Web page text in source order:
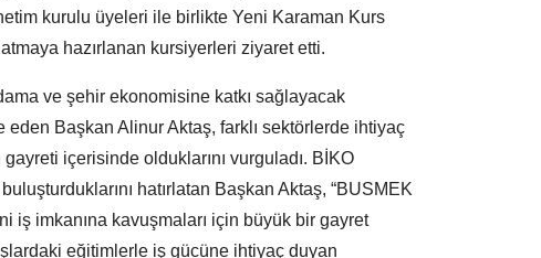
kurulu üyeleri ile birlikte Yeni Karaman Kurs
hazırlanan kursiyerleri ziyaret etti.
ve şehir ekonomisine katkı sağlayacak
Başkan Alinur Aktaş, farklı sektörlerde ihtiyaç
içerisinde olduklarını vurguladı. BİKO
hatırlatan Başkan Aktaş, “BUSMEK
iş imkanına kavuşmaları için büyük bir gayret
eğitimlerle iş gücüne ihtiyaç duyan